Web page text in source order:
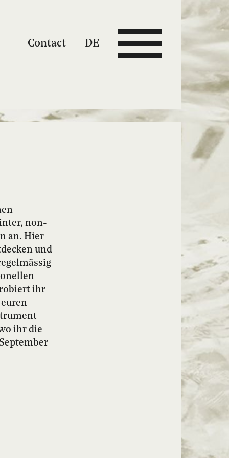
Contact DE
non-
an. Hier
und
ihr
ihr die